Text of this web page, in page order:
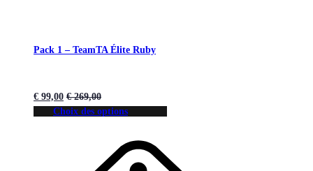
Pack 1 – TeamTA Élite Ruby
€ 99,00 €269,00
Choix des options